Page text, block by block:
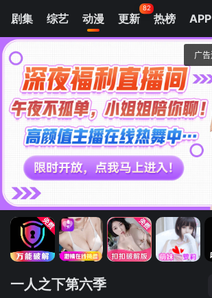
剧集 综艺 动漫 更新
82
热榜 APP
一人之下第六季
清空
一人之下第六季